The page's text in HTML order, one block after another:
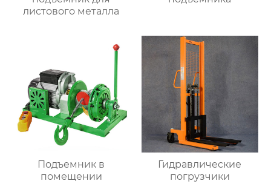
листового металла
Подъемник в
помещении
Гидравлические
погрузчики